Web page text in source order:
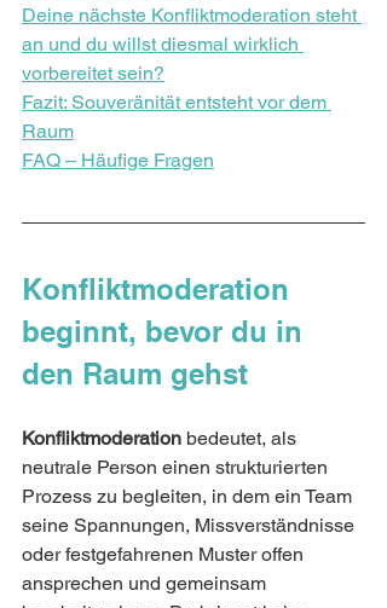
Deine nächste Konfliktmoderation steht
an und du willst diesmal wirklich
vorbereitet sein?
Fazit: Souveränität entsteht vor dem
Raum
FAQ – Häufige Fragen
Konfliktmoderation
beginnt, bevor du in
den Raum gehst
Konfliktmoderation bedeutet, als
neutrale Person einen strukturierten
Prozess zu begleiten, in dem ein Team
seine Spannungen, Missverständnisse
oder festgefahrenen Muster offen
ansprechen und gemeinsam